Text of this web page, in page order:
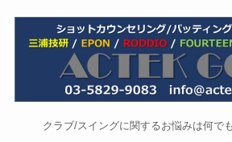
クラブ/スイングに関するお悩みは何で